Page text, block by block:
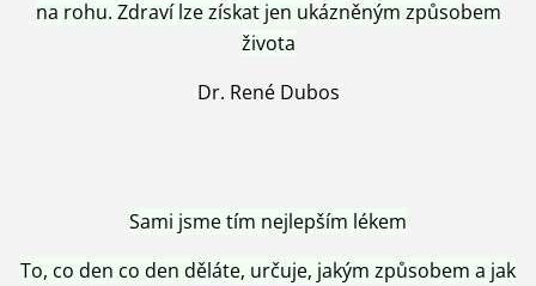
na rohu. Zdraví lze získat jen ukázněným způsobem
života
Dr. René Dubos
Sami jsme tím nejlepším lékem
To, co den co den děláte, určuje, jakým způsobem a jak